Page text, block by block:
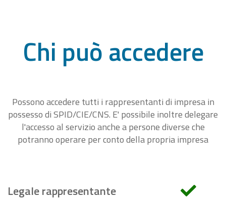
Chi può accedere
Possono accedere tutti i rappresentanti di impresa in
possesso di SPID/CIE/CNS. E' possibile inoltre delegare
l'accesso al servizio anche a persone diverse che
potranno operare per conto della propria impresa
Legale rappresentante